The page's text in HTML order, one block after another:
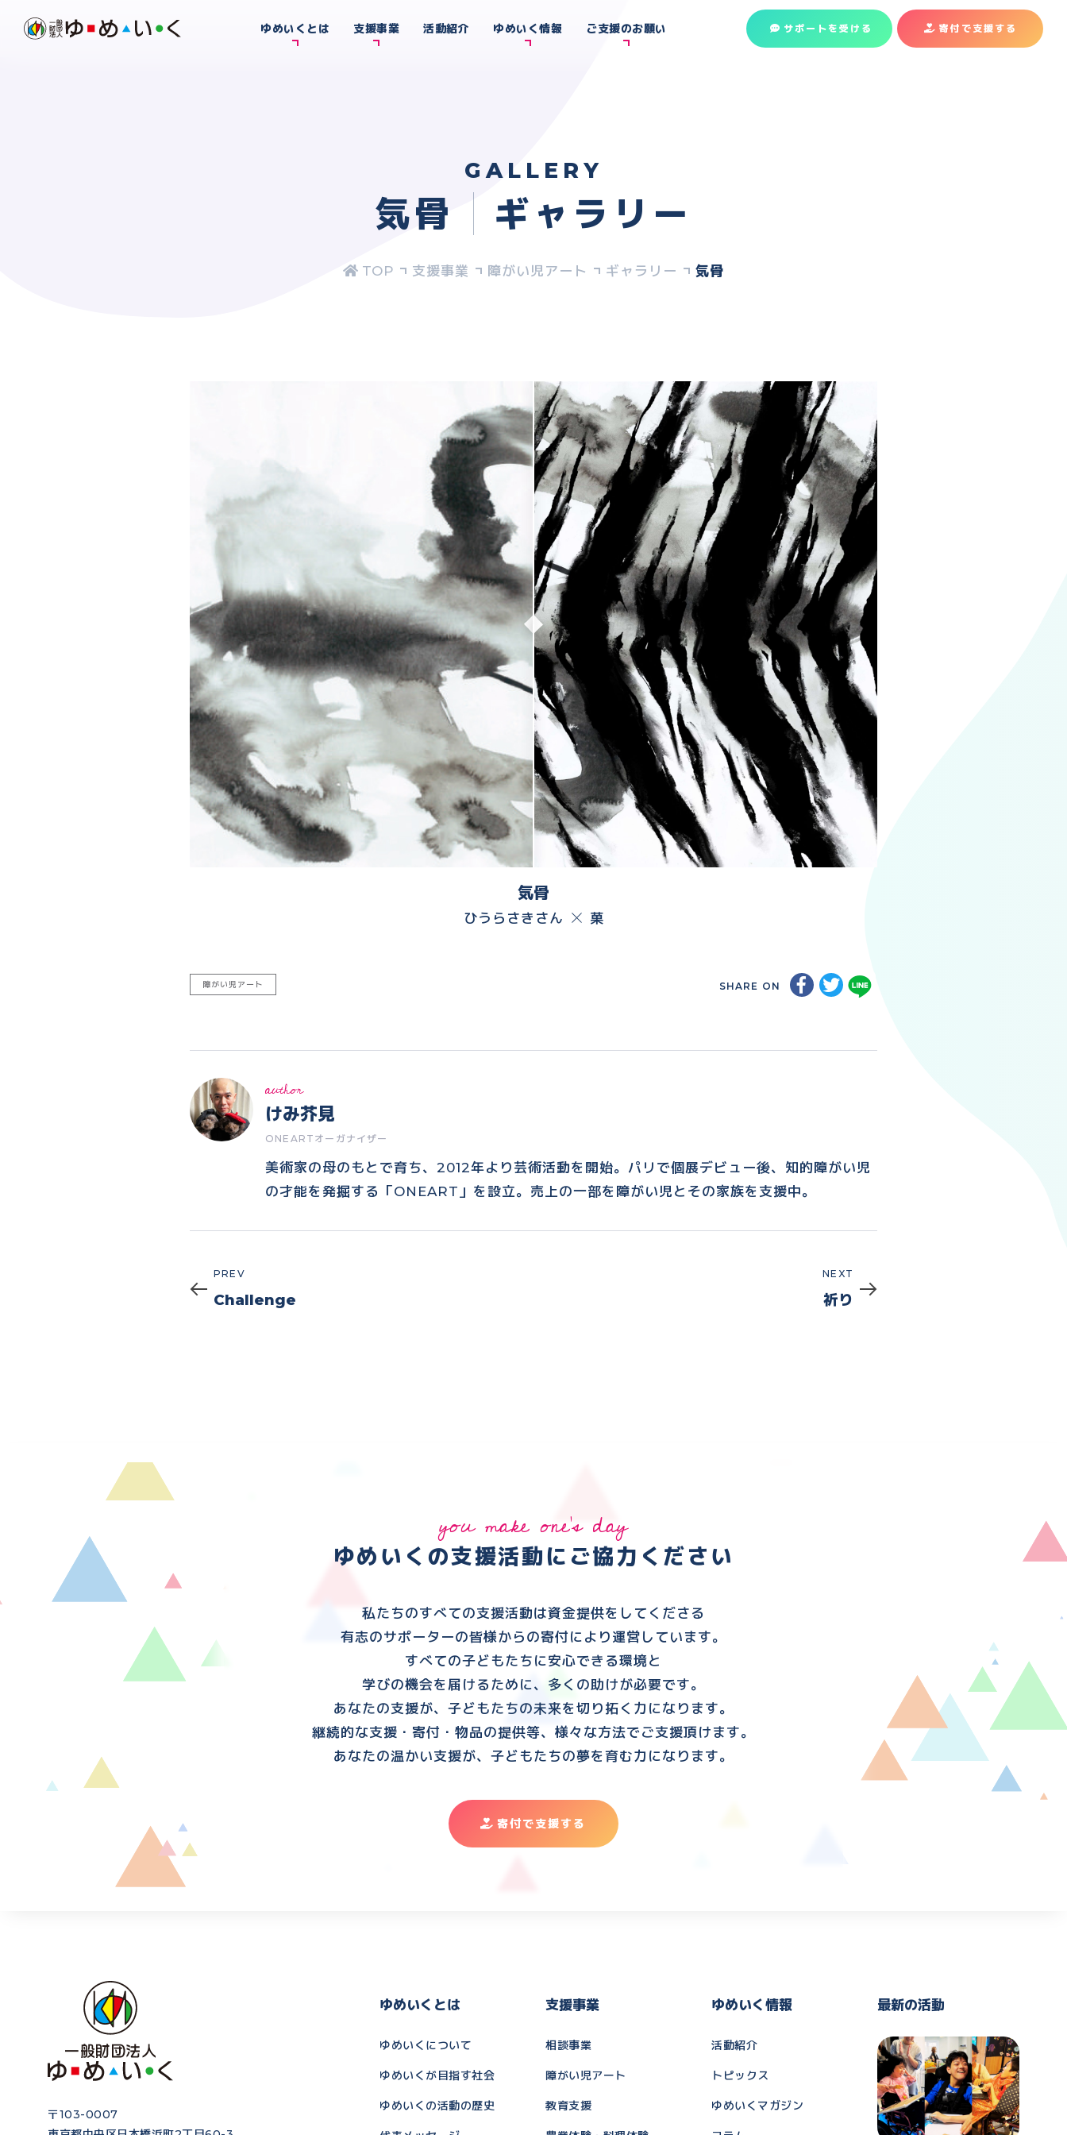
ゆめいくとは 支援事業 活動紹介 ゆめいく情報 ご支援のお願い サポートを受ける 寄付で支援 する
GALLERY
気骨 ギャラリー
支援事業 障がい児アート ギャラリー 気骨
気骨
ひうらさきさん 菓
障がい児アート SHARE ON
author
けみ芥見
ONEARTオーガナイザー
美術家の母のもとで育ち、2012年より芸術活動を開始。パリで個展デビュー後、知的障がい児
の才能を発掘する「ONEART」を設立。売上の一部を障がい児とその家族を支援中。
Prev
PREV
Challenge
Next
NEXT
祈り
you make one's day
ゆめいくの支援活動に ご協力ください
私たちのすべての支援活動は資金提供をしてくださる
有志のサポーターの皆様からの寄付により運営しています。
すべての子どもたちに安心できる環境と
学びの機会を届けるために、多くの助けが必要です。
あなたの支援が、子どもたちの未来を切り拓く力になります。
継続的な支援・寄付・物品の提供等、様々な方法でご支援頂けます。
あなたの温かい支援が、子どもたちの夢を育む力になります。
寄付で支援する
〒103-0007
ゆめいくとは
ゆめいくについて
ゆめいくが目指す社会
ゆめいくの活動の歴史
支援事業
相談事業
障がい児アート
教育支援
ゆめいく情報
活動紹介
トピックス
ゆめいくマガジン
最新の活動